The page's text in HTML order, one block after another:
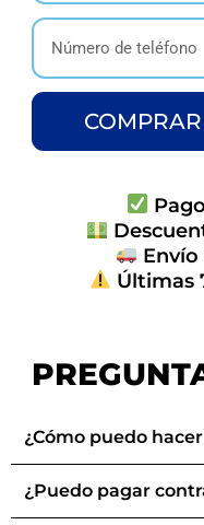
Últimas
¿Cómo puedo
¿Puedo pagar